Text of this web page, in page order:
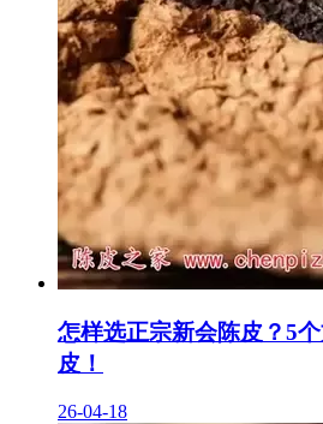
怎样选正宗新会陈皮？5
皮！
26-04-18